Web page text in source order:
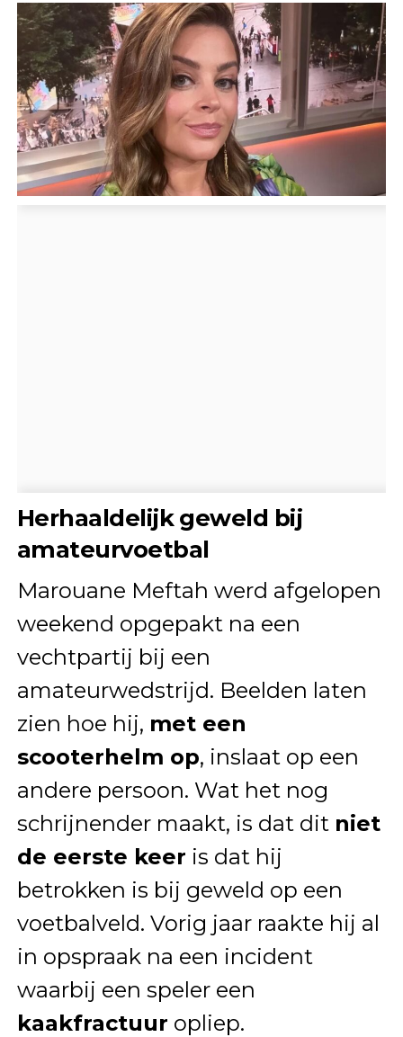
Herhaaldelijk geweld bij
amateurvoetbal
Marouane Meftah werd afgelopen
weekend opgepakt na een
vechtpartij bij een
amateurwedstrijd. Beelden laten
zien hoe hij, met een
scooterhelm op, inslaat op een
andere persoon. Wat het nog
schrijnender maakt, is dat dit niet
de eerste keer is dat hij
betrokken is bij geweld op een
voetbalveld. Vorig jaar raakte hij al
in opspraak na een incident
waarbij een speler een
kaakfractuur opliep.